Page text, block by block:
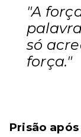
"A
só
força."
Prisão